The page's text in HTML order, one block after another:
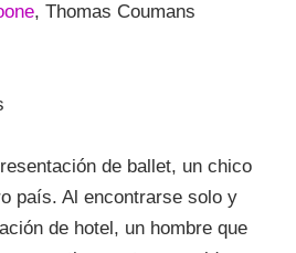
, Thomas Coumans
de ballet, un chico
país. Al encontrarse solo y
de hotel, un hombre que